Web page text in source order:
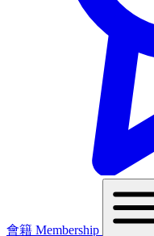
會籍 Membership